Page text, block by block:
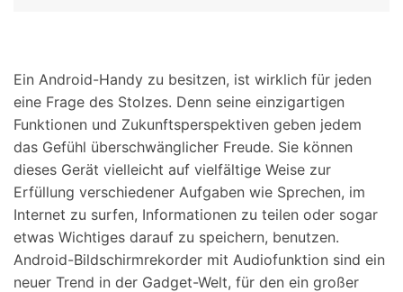
Ein Android-Handy zu besitzen, ist wirklich für jeden
eine Frage des Stolzes. Denn seine einzigartigen
Funktionen und Zukunftsperspektiven geben jedem
das Gefühl überschwänglicher Freude. Sie können
dieses Gerät vielleicht auf vielfältige Weise zur
Erfüllung verschiedener Aufgaben wie Sprechen, im
Internet zu surfen, Informationen zu teilen oder sogar
etwas Wichtiges darauf zu speichern, benutzen.
Android-Bildschirmrekorder mit Audiofunktion sind ein
neuer Trend in der Gadget-Welt, für den ein großer